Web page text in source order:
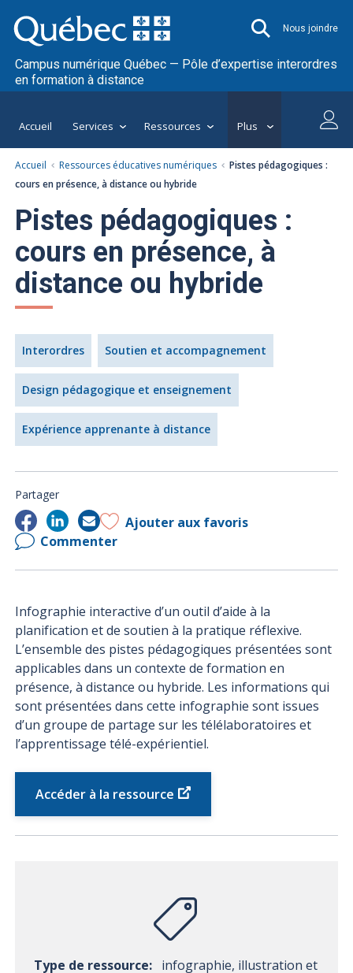
Nous joindre
Campus numérique Québec — Pôle d’expertise interordres
en formation à distance
Accueil Services Ressources Plus
Accueil Ressources éducatives numériques
Pistes pédagogiques :
cours en présence, à distance ou hybride
Pistes pédagogiques :
cours en présence, à
distance ou hybride
Interordres Soutien et accompagnement
Design pédagogique et enseignement
Expérience apprenante à distance
Partager
Ajouter aux favoris
Commenter
Infographie interactive d’un outil d’aide à la
planification et de soutien à la pratique réflexive.
L’ensemble des pistes pédagogiques présentées sont
applicables dans un contexte de formation en
présence, à distance ou hybride. Les informations qui
sont présentées dans cette infographie sont issues
d’un groupe de partage sur les télélaboratoires et
l’apprentissage télé-expérientiel.
Accéder à la ressource
Type de ressource: infographie, illustration et